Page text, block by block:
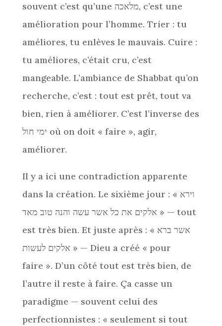
souvent c’est qu’une מלאכה, c’est une
amélioration pour l’homme. Trier : tu
améliores, tu enlèves le mauvais. Cuire :
tu améliores, c’était cru, c’est
mangeable. L’ambiance de Shabbat qu’on
recherche, c’est : tout est prêt, tout va
bien, rien à améliorer. C’est l’inverse des
ימי חול où on doit « faire », agir,
améliorer.
Il y a ici une contradiction apparente
dans la création. Le sixième jour : « וירא
אלקים את כל אשר עשה והנה טוב מאד » — tout
est très bien. Et juste après : « אשר ברא
אלקים לעשות » — Dieu a créé « pour
faire ». D’un côté tout est très bien, de
l’autre il reste à faire. Ça casse un
paradigme — souvent celui des
perfectionnistes : « seulement si tout